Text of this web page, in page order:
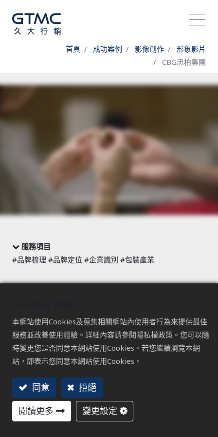
首頁 成功案例 影像創作
形象影片
CBG忠柏集團
服務項目
#品牌梳理 #品牌定位 #企業識別 #包裝產業
CBG 忠柏集團，專注於包裝，也專注於「如何讓心意被理
解」。在不斷探索「禮」的過程中，我們以同理為核心，將
情感、工藝與效率整合為一套完整的包裝系統。
程的一環，而是一個能夠陪伴品牌，把心意安全送達世界各
地的起點。
盒映禮序 理鑄匠心
本網站使用Cookies及蒐集相關網站內使用者行為來提供最佳
服務並改善使用體驗。詳細內容請參閱隱私權政策。您可以隨
時變更您是否同意本網站使用Cookies。若您繼續瀏覽本網
站，即表示您同意本網站使用Cookies。
同意
拒絕
閱讀更多
變更設定